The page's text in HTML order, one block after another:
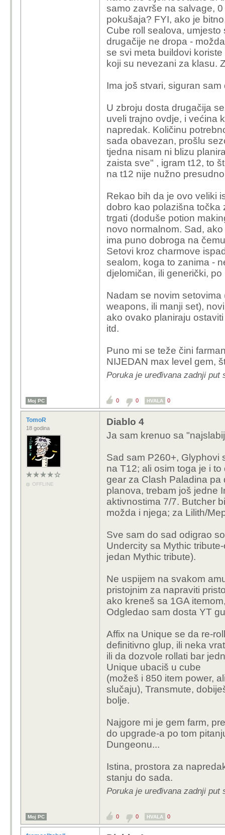
samo završe na salvage,
pokušaja? FYI, ako je
Cube roll sealova,
drugačije ne dropa -
se svi meta buildovi
koji su nevezani za klasu.
Ima još stvari, siguran
U zbroju dosta drugačija
uveli trajno ovdje, i većina
napredak. Količinu
sada obavezan, prošlu
tjedna nisam ni blizu
zaista sve" , igram t12, to
na t12 nije nužno
Rekao bih da je ovo veliki
dobro kao polazišna točka
trgati (doduše potion
novo normalnom. Sad,
ima puno dobroga na
Setovi kroz charmove
sealom, koga to zanima -
djelomičan, ili generički, po
Nadam se novim
weapons, ili manji set),
ako ovako planiraju
itd.
Puno mi se teže čini
NIJEDAN max level gem,
Poruka je uređivana zadnji put
Moj PC 0 0 HVALA 0
TomoR
18 godina
OFFLINE
Diablo 4
Ja sam krenuo sa
Sad sam P260+, Glyphovi
na T12; ali osim toga je i
gear za Clash Paladina pa
planova, trebam još jedne
aktivnostima 7/7. Butcher
možda i njega; za Lilith/
Sve sam do sad odigrao
Undercity sa Mythic
jedan Mythic tribute).
Ne uspijem na svakom
pristojnim za napraviti
ako kreneš sa 1GA
Odgledao sam dosta YT
Affix na Unique se da re-
definitivno glup, ili neka
ili da dozvole rollati bar
Unique ubaciš u cube
(možeš i 850 item power,
slučaju), Transmute,
bolje.
Najgore mi je gem farm,
do upgrade-a po tom
Dungeonu...
Istina, prostora za
stanju do sada.
Poruka je uređivana zadnji put
Moj PC 0 0 HVALA 0